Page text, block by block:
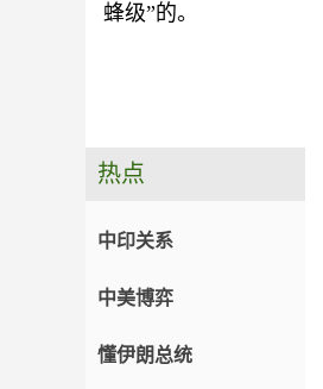
蜂级”的。
热点
中印关系
中美博弈
懂伊朗总统